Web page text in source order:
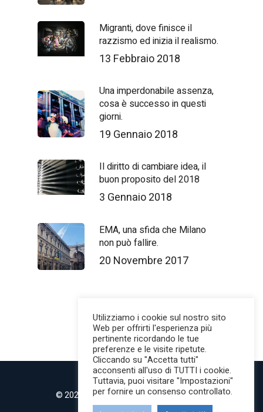
Migranti, dove finisce il
razzismo ed inizia il realismo.
13 Febbraio 2018
Una imperdonabile assenza,
cosa è successo in questi
giorni.
19 Gennaio 2018
Il diritto di cambiare idea, il
buon proposito del 2018
3 Gennaio 2018
EMA, una sfida che Milano
non può fallire.
20 Novembre 2017
© 2022 MilanoMind | Tutti i diritti riservati.
P.IVA 09853820968
Utilizziamo i cookie sul nostro sito
Web per offrirti l'esperienza più
pertinente ricordando le tue
preferenze e le visite ripetute.
Cliccando su "Accetta tutti"
acconsenti all'uso di TUTTI i cookie.
Tuttavia, puoi visitare "Impostazioni"
per fornire un consenso controllato.